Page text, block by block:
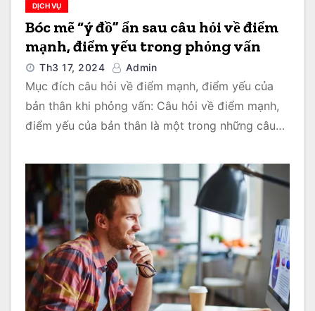
DỊCH VỤ
Bóc mẽ “ý đồ” ẩn sau câu hỏi về điểm
mạnh, điểm yếu trong phỏng vấn
Th3 17, 2024 Admin
Mục đích câu hỏi về điểm mạnh, điểm yếu của
bản thân khi phỏng vấn: Câu hỏi về điểm mạnh,
điểm yếu của bản thân là một trong những câu…